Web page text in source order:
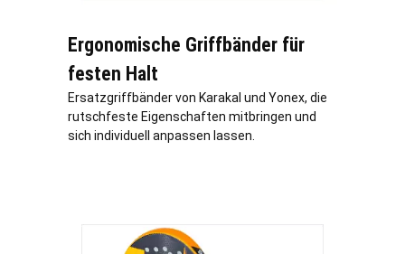
Ergonomische Griffbänder für
festen Halt
Ersatzgriffbänder von Karakal und Yonex, die
rutschfeste Eigenschaften mitbringen und
sich individuell anpassen lassen.